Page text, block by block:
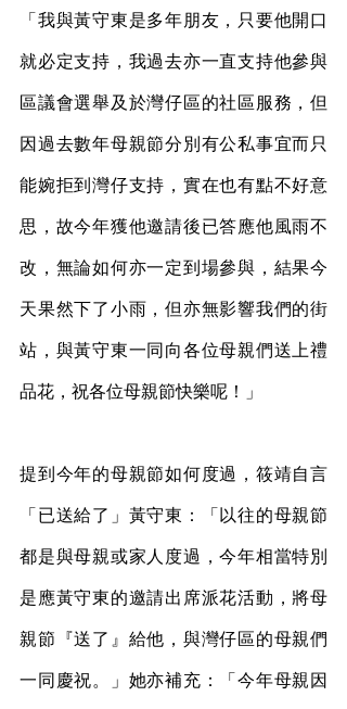
「我與黃守東是多年朋友，只要他開口
就必定支持，我過去亦一直支持他參與
區議會選舉及於灣仔區的社區服務，但
因過去數年母親節分別有公私事宜而只
能婉拒到灣仔支持，實在也有點不好意
思，故今年獲他邀請後已答應他風雨不
改，無論如何亦一定到場參與，結果今
天果然下了小雨，但亦無影響我們的街
站，與黃守東一同向各位母親們送上禮
品花，祝各位母親節快樂呢！」
提到今年的母親節如何度過，筱靖自言
「已送給了」黃守東：「以往的母親節
都是與母親或家人度過，今年相當特別
是應黃守東的邀請出席派花活動，將母
親節『送了』給他，與灣仔區的母親們
一同慶祝。」她亦補充：「今年母親因